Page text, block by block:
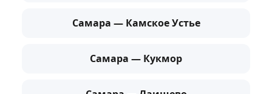
Самара — Камское Устье
Самара — Кукмор